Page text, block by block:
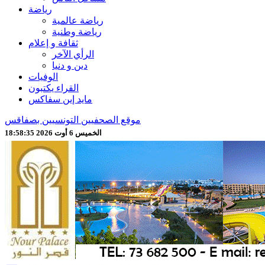
رياضة
رياضة عالمية
رياضة وطنية
ثقافة و إعلام
الرأي الآخر
دين و دنيا
الوفيات
القراء يكتبون
مايد إين سفاكس
موقع الصحفيين التونسيين بصفاقس
الخميس 6 أوت 2026 18:58:37